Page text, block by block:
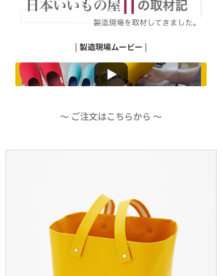
| 製造現場ムービー |
〜 ご注文はこちらから 〜